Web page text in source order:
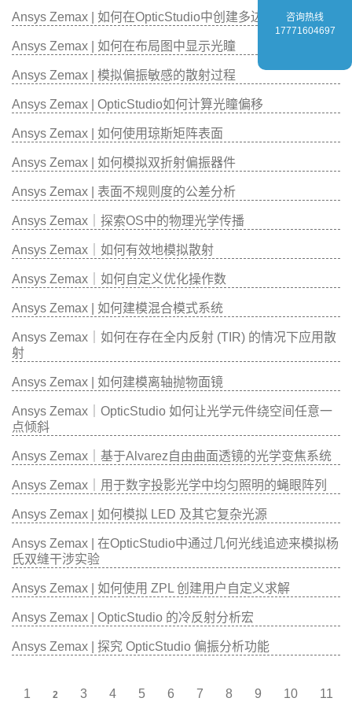
Ansys Zemax | 如何在OpticStudio中创建多边形物体
Ansys Zemax | 如何在布局图中显示光瞳
Ansys Zemax | 模拟偏振敏感的散射过程
Ansys Zemax | OpticStudio如何计算光瞳偏移
Ansys Zemax | 如何使用琼斯矩阵表面
Ansys Zemax | 如何模拟双折射偏振器件
Ansys Zemax | 表面不规则度的公差分析
Ansys Zemax｜探索OS中的物理光学传播
Ansys Zemax｜如何有效地模拟散射
Ansys Zemax｜如何自定义优化操作数
Ansys Zemax | 如何建模混合模式系统
Ansys Zemax｜如何在存在全内反射 (TIR) 的情况下应用散
射
Ansys Zemax | 如何建模离轴抛物面镜
Ansys Zemax｜OpticStudio 如何让光学元件绕空间任意一
点倾斜
Ansys Zemax｜基于Alvarez自由曲面透镜的光学变焦系统
Ansys Zemax｜用于数字投影光学中均匀照明的蝇眼阵列
Ansys Zemax | 如何模拟 LED 及其它复杂光源
Ansys Zemax | 在OpticStudio中通过几何光线追迹来模拟杨
氏双缝干涉实验
Ansys Zemax | 如何使用 ZPL 创建用户自定义求解
Ansys Zemax | OpticStudio 的冷反射分析宏
Ansys Zemax | 探究 OpticStudio 偏振分析功能
1 2 3 4 5 6 7 8 9 10 11
咨询热线
17771604697